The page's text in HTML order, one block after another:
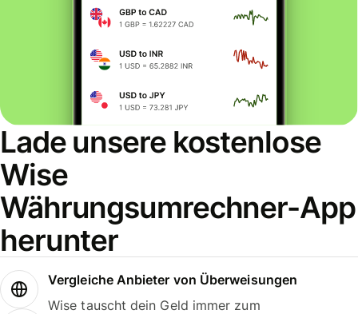
Lade unsere kostenlose
Wise
Währungsumrechner-App
herunter
Vergleiche Anbieter von Überweisungen
Wise tauscht dein Geld immer zum